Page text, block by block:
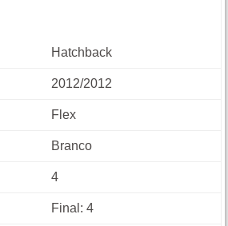
Hatchback
2012/2012
Flex
Branco
4
Final: 4